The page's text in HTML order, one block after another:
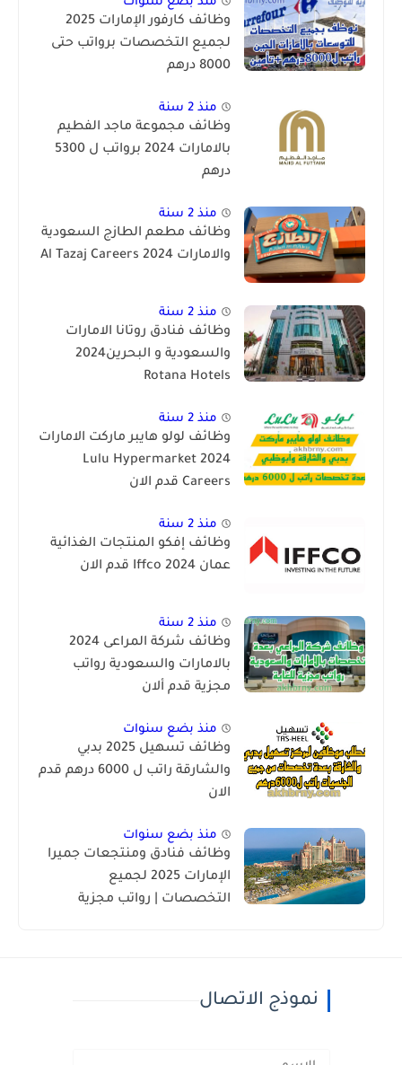
وظائف كارفور الإمارات 2025
لجميع التخصصات برواتب حتى
8000 درهم
منذ 2 سنة
وظائف مجموعة ماجد الفطيم
بالامارات 2024 برواتب ل 5300
درهم
منذ 2 سنة
وظائف مطعم الطازج السعودية
والامارات 2024 Al Tazaj Careers
منذ 2 سنة
وظائف فنادق روتانا الامارات
والسعودية و البحرين2024
Rotana Hotels
منذ 2 سنة
وظائف لولو هايبر ماركت الامارات
2024 Lulu Hypermarket
Careers قدم الان
منذ 2 سنة
وظائف إفكو المنتجات الغذائية
عمان Iffco 2024 قدم الان
منذ 2 سنة
وظائف شركة المراعى 2024
بالامارات والسعودية رواتب
مجزية قدم ألان
منذ بضع سنوات
وظائف تسهيل 2025 بدبي
والشارقة راتب ل 6000 درهم قدم
الان
منذ بضع سنوات
وظائف فنادق ومنتجعات جميرا
الإمارات 2025 لجميع
التخصصات | رواتب مجزية
نموذج الاتصال